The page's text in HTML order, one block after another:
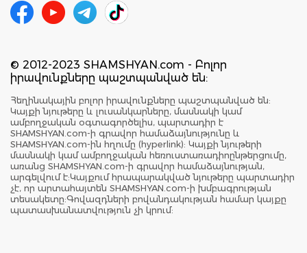
© 2012-2023 SHAMSHYAN.com - Բոլոր
իրավունքները պաշտպանված են:
Հեղինակային բոլոր իրավունքները պաշտպանված են:
Կայքի նյութերը և լուսանկարները, մասնակի կամ
ամբողջական օգտագործելիս, պարտադիր է
SHAMSHYAN.com-ի գրավոր համաձայնությունը և
SHAMSHYAN.com-ին հղումը (hyperlink): Կայքի նյութերի
մասնակի կամ ամբողջական հեռուստառադիոընթերցումը,
առանց SHAMSHYAN.com-ի գրավոր համաձայնության,
արգելվում է:Կայքում հրապարակված նյութերը պարտադիր
չէ, որ արտահայտեն SHAMSHYAN.com-ի խմբագրության
տեսակետը:Գովազդների բովանդակության համար կայքը
պատասխանատվություն չի կրում: